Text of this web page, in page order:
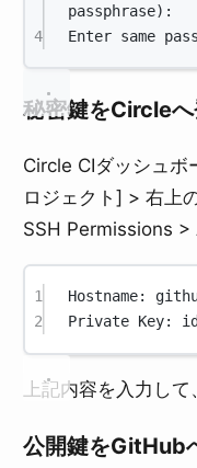
passphrase):
4
Enter same
秘密鍵をCircle
Circle CIダッシュボ
ロジェクト] > 右上
SSH Permissions
1
Hostname:
2
Private Key:
上記内容を入力し
公開鍵をGitHub